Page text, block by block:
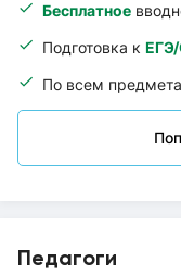
Бесплатное
Подготовка к
По всем
Педагоги